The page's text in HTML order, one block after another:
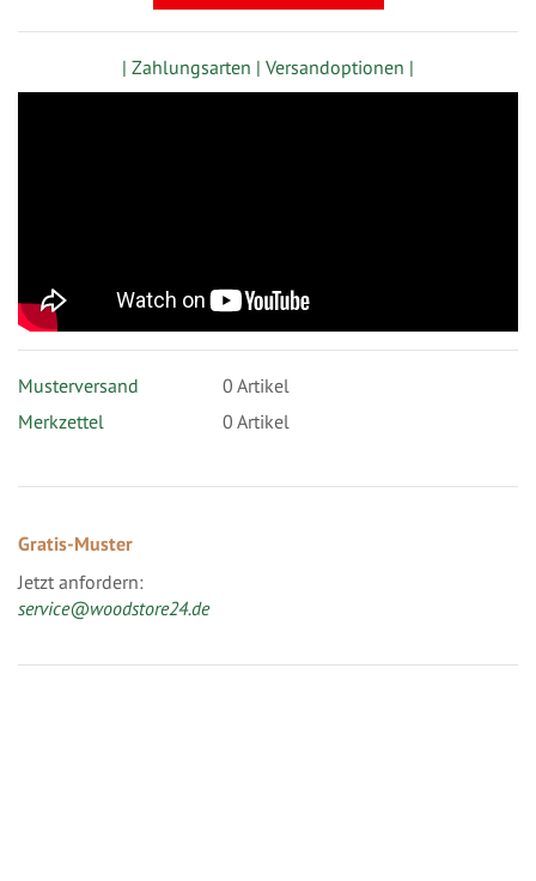
| Zahlungsarten | Versandoptionen |
Musterversand 0 Artikel
Merkzettel
0 Artikel
Gratis-Muster
Jetzt anfordern:
service@woodstore24.de